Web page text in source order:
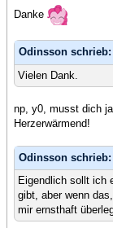
Danke
Odinsson schrieb:
Vielen Dank.
np, y0, musst dich
Herzerwärmend!
Odinsson schrieb:
Eigendlich sollt ich
gibt, aber wenn
mir ernsthaft